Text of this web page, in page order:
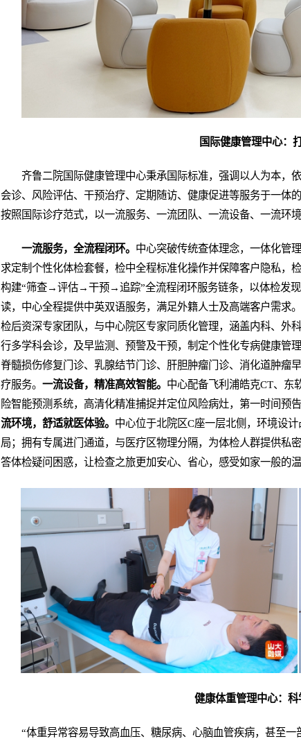
国际健康管理中心：
齐鲁二院国际健康管理中心秉承国际标准，强调以人为本，
会诊、风险评估、干预治疗、定期随访、健康促进等服务于一体
按照国际诊疗范式，以一流服务、一流团队、一流设备、一流环
一流服务，全流程闭环。 中心突破传统查体理念，一体化管
求定制个性化体检套餐，检中全程标准化操作并保障客户隐私，
构建“筛查→评估→干预→追踪”全流程闭环服务链条，以体检发
读，中心全程提供中英双语服务，满足外籍人士及高端客户需求。
检后资深专家团队，与中心院区专家同质化管理，涵盖内科、外
行多学科会诊，及早监测、预警及干预，制定个性化专病健康管
脊髓损伤修复门诊、乳腺结节门诊、肝胆肿瘤门诊、消化道肿瘤
疗服务。 一流设备，精准高效智能。 中心配备飞利浦皓克CT、东
险智能预测系统，高清化精准捕捉并定位风险病灶，第一时间预
流环境，舒适就医体验。 中心位于北院区C座一层北侧，环境设
局；拥有专属进门通道，与医疗区物理分隔，为体检人群提供私
答体检疑问困惑，让检查之旅更加安心、省心，感受如家一般的温
健康体重管理中心：
“体重异常容易导致高血压、糖尿病、心脑血管疾病，甚至